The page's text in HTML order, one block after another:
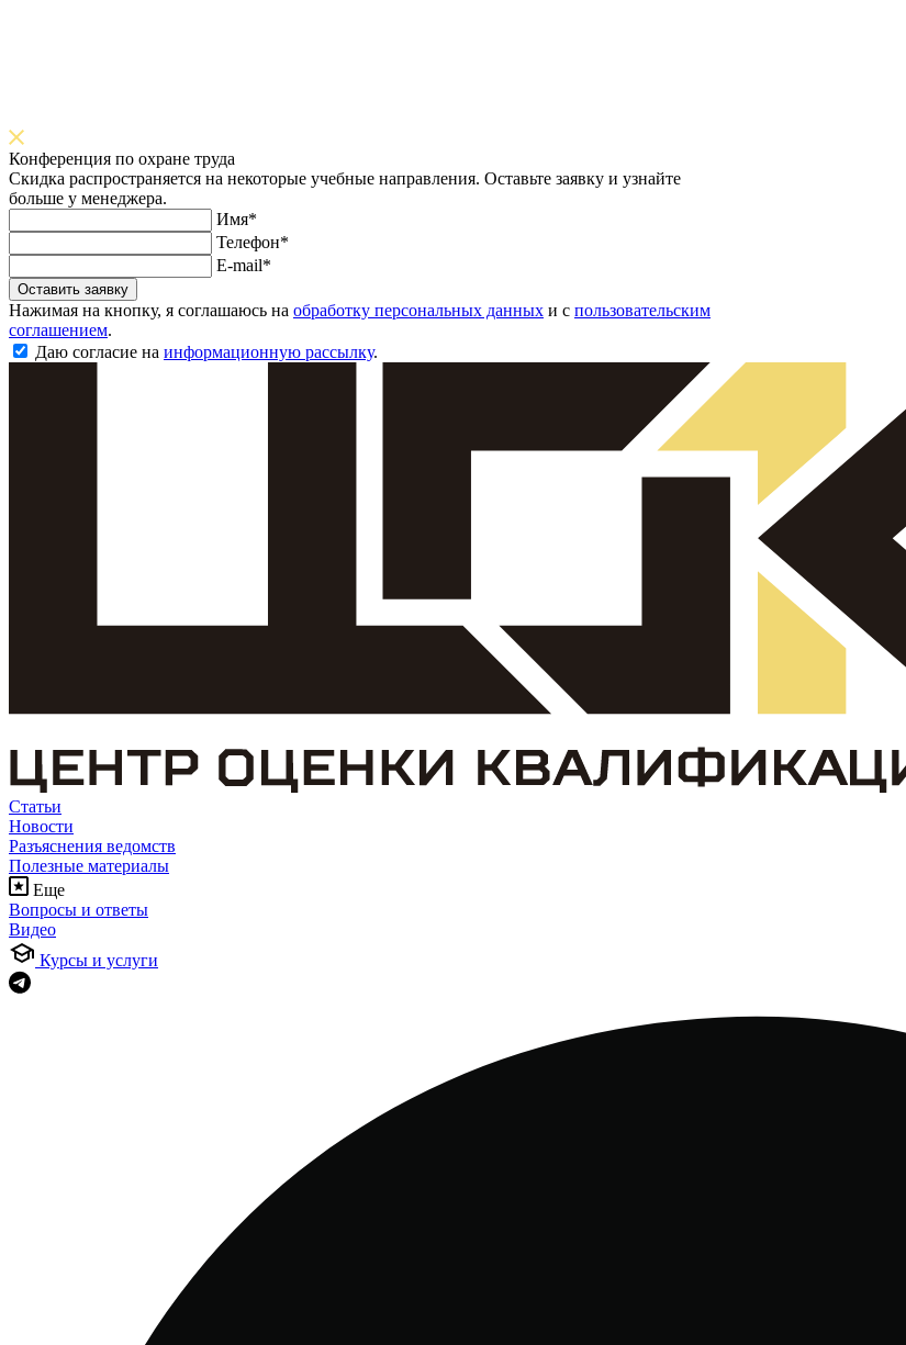
Конференция по охране труда
Скидка распространяется на некоторые учебные направления. Оставьте заявку и узнайте
больше у менеджера.
Имя*
Телефон*
E-mail*
Оставить заявку
Нажимая на кнопку, я соглашаюсь на обработку персональных данных и с пользовательским
соглашением.
Даю согласие на информационную рассылку.
Статьи
Новости
Разъяснения ведомств
Полезные материалы
Еще
Вопросы и ответы
Видео
Курсы и услуги